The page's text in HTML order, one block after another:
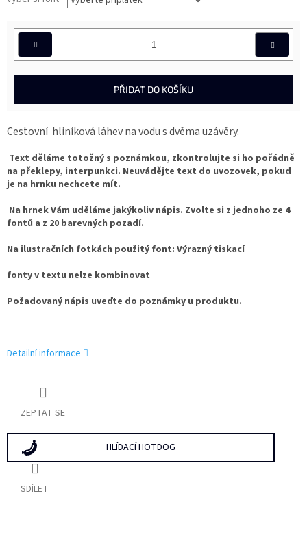
PŘIDAT DO KOŠÍKU
Cestovní hliníková láhev na vodu s dvěma uzávěry.
Text děláme totožný s poznámkou, zkontrolujte si ho pořádně
na překlepy, interpunkci. Neuvádějte text do uvozovek, pokud
je na hrnku nechcete mít.
Na hrnek Vám uděláme jakýkoliv nápis. Zvolte si z jednoho ze 4
fontů a z 20 barevných pozadí.
Na ilustračních fotkách použitý font: Výrazný tiskací
fonty v textu nelze kombinovat
Požadovaný nápis uveďte do poznámky u produktu.
Detailní informace
ZEPTAT SE
HLÍDACÍ HOTDOG
SDÍLET